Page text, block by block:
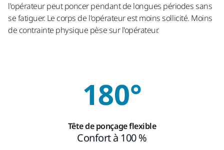
l'opérateur peut poncer pendant de longues périodes sans
se fatiguer. Le corps de l'opérateur est moins sollicité. Moins
de contrainte physique pèse sur l'opérateur.
180°
Tête de ponçage flexible
Confort à 100 %